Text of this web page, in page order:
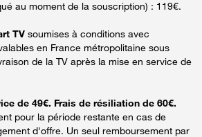
au moment de la souscription) : 119€.
TV soumises à conditions avec
en France métropolitaine sous
de la TV après la mise en service de
de 49€. Frais de résiliation de 60€.
pour la période restante en cas de
d'offre. Un seul remboursement par